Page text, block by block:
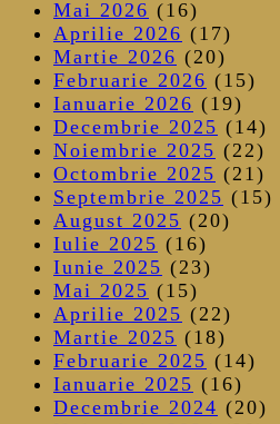
Mai 2026 (16)
Aprilie 2026 (17)
Martie 2026 (20)
Februarie 2026 (15)
Ianuarie 2026 (19)
Decembrie 2025 (14)
Noiembrie 2025 (22)
Octombrie 2025 (21)
Septembrie 2025 (15)
August 2025 (20)
Iulie 2025 (16)
Iunie 2025 (23)
Mai 2025 (15)
Aprilie 2025 (22)
Martie 2025 (18)
Februarie 2025 (14)
Ianuarie 2025 (16)
Decembrie 2024 (20)